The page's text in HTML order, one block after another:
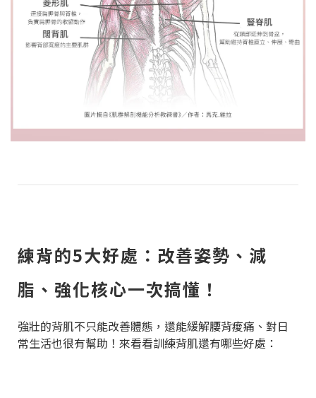
練背的5大好處：改善姿勢、減
脂、強化核心一次搞懂！
強壯的背肌不只能改善體態，還能緩解腰背痠痛、對日
常生活也很有幫助！來看看訓練背肌還有哪些好處：